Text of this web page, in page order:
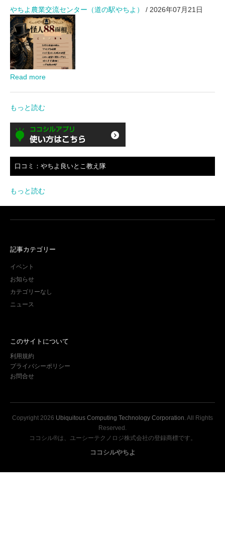
やちよ農業交流センター（道の駅やちよ）
/ 2026年07月21日
Read more
もっと読む
口コミ：やちよ良いとこ教え隊
もっと読む
記事カテゴリー
イベント
お知らせ
カテゴリーなし
ニュース
このサイトについて
利用規約
プライバシーポリシー
お問合せ
Copyright 2026 Ubiquitous Computing Technology Corporation . All Rights
Reserved.
ココシル®は、ユーシーテクノロジ株式会社の登録商標です。
ココシルやちよ